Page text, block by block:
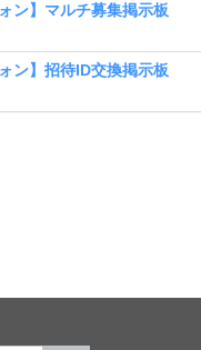
ン】マルチ募集掲示板
ン】招待ID交換掲示板